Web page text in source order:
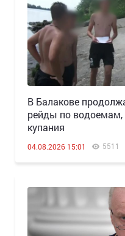
В Балакове
рейды по
купания
04.08.2026 15:01 5511